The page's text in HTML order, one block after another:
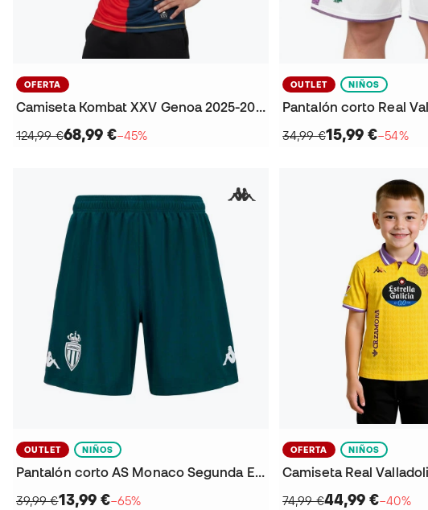
OFERTA
Camiseta Kombat XXV Genoa 2025-2026
124,99 €68,99 €−45%
OUTLET NIÑOS
34,99 €15,99 €−54%
OUTLET NIÑOS
Pantalón corto AS Monaco Segunda Equipación 2024-2025 Niño
39,99 €13,99 €−65%
OFERTA NIÑOS
74,99 €44,99 €−40%